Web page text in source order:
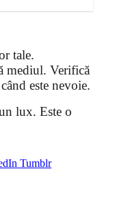
tale.
mediul. Verifică
este nevoie.
lux. Este o
Tumblr